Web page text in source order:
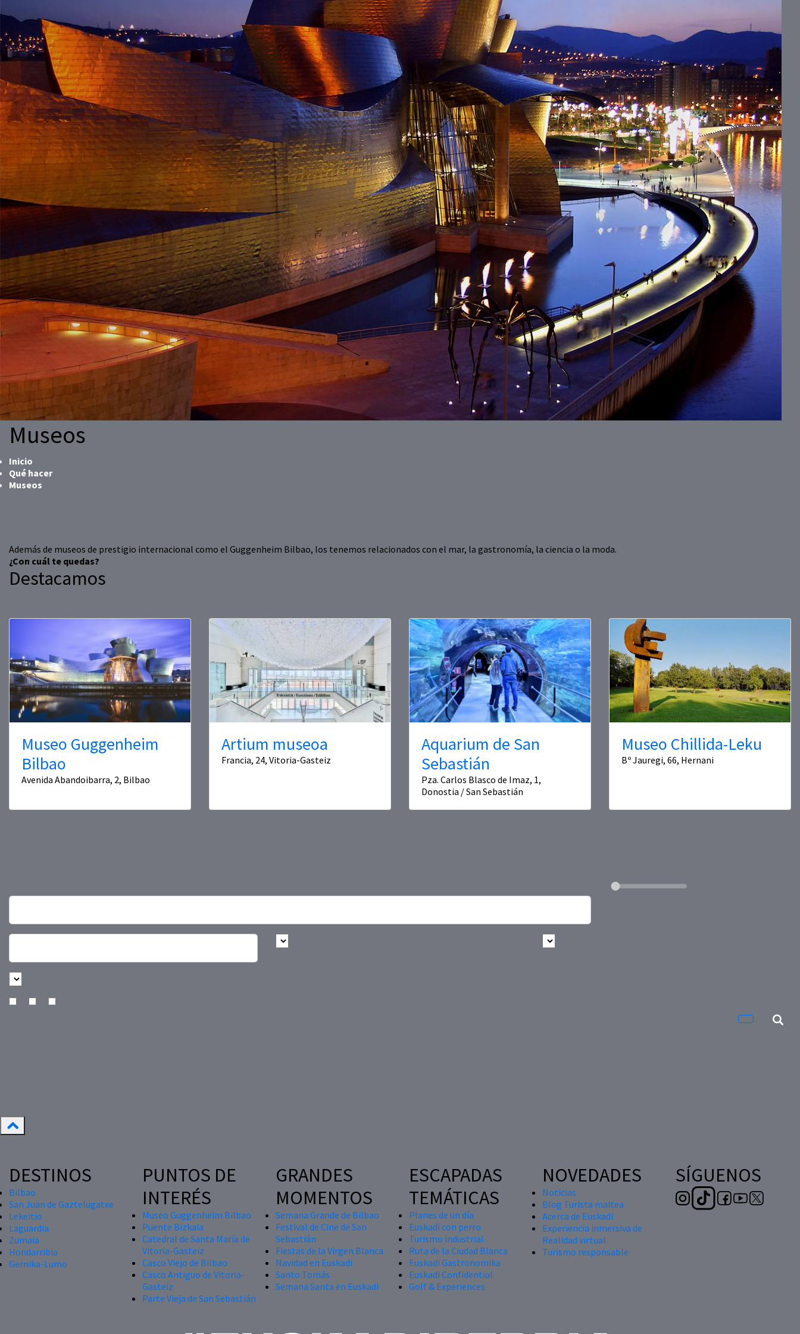
Museos
Inicio
Qué hacer
Museos
Además de museos de prestigio internacional como el Guggenheim Bilbao, los tenemos relacionados con el mar, la gastronomía, la ciencia o la moda.
¿Con cuál te quedas?
Destacamos
Museo Guggenheim
Bilbao
Avenida Abandoibarra, 2, Bilbao
Artium museoa
Francia, 24, Vitoria-Gasteiz
Aquarium de San
Sebastián
Pza. Carlos Blasco de Imaz, 1,
Donostia / San Sebastián
Museo Chillida-Leku
Bº Jauregi, 66, Hernani
DESTINOS
Bilbao
San Juan de Gaztelugatxe
Lekeitio
Laguardia
Zumaia
Hondarribia
Gernika-Lumo
PUNTOS DE
INTERÉS
Museo Guggenheim Bilbao
Puente Bizkaia
Catedral de Santa María de
Vitoria-Gasteiz
Casco Viejo de Bilbao
Casco Antiguo de Vitoria-
Gasteiz
Parte Vieja de San Sebastián
GRANDES
MOMENTOS
Semana Grande de Bilbao
Festival de Cine de San
Sebastián
Fiestas de la Virgen Blanca
Navidad en Euskadi
Santo Tomás
Semana Santa en Euskadi
ESCAPADAS
TEMÁTICAS
Planes de un día
Euskadi con perro
Turismo industrial
Ruta de la Ciudad Blanca
Euskadi Gastronomika
Euskadi Confidential
Golf & Experiences
NOVEDADES
Noticias
Blog Turista maitea
Acerca de Euskadi
Experiencia inmersiva de
Realidad virtual
Turismo responsable
SÍGUENOS